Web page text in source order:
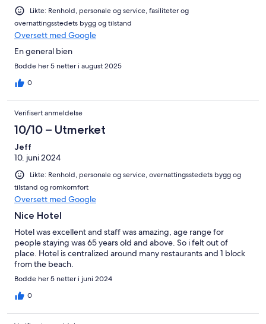
Likte: Renhold, personale og service, fasiliteter og
overnattingsstedets bygg og tilstand
Oversett med Google
En general bien
Bodde her 5 netter i august 2025
0
Verifisert anmeldelse
10/10 – Utmerket
Jeff
10. juni 2024
Likte: Renhold, personale og service, overnattingsstedets bygg og
tilstand og romkomfort
Oversett med Google
Nice Hotel
Hotel was excellent and staff was amazing, age range for
people staying was 65 years old and above. So i felt out of
place. Hotel is centralized around many restaurants and 1 block
from the beach.
Bodde her 5 netter i juni 2024
0